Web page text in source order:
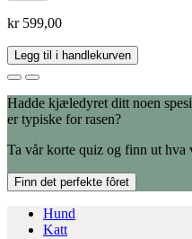
kr 599,00
Legg til i handlekurven
Hadde kjæledyret ditt noen
er typiske for rasen?
Ta vår korte quiz og finn ut
Finn det perfekte fôret
Hund
Katt